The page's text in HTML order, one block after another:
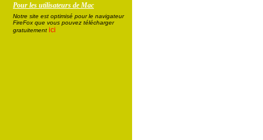
Pour les utilisateurs de Mac
Notre site est optimisé pour le navigateur
FireFox que vous pouvez télécharger
gratuitement ici